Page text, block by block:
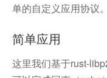
单的自定义应用协议。
简单应用
这里我们基于rust-